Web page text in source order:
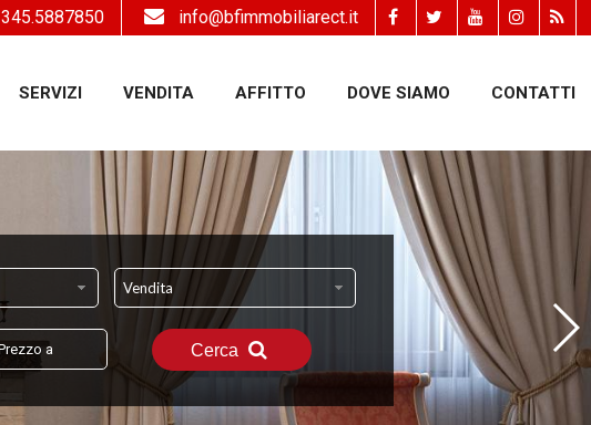
SERVIZI VENDITA AFFITTO DOVE SIAMO CONTATTI
info@bfimmobiliarect.it
345.5887850
Vendita
Cerca